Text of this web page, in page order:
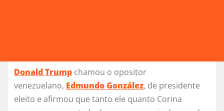
Donald Trump chamou o opositor
venezuelano, Edmundo González, de presidente
eleito e afirmou que tanto ele quanto Corina